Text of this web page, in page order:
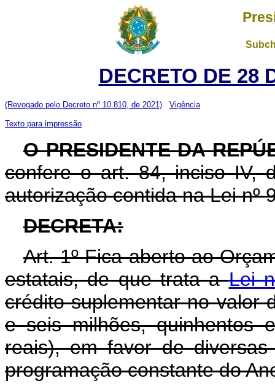
DECRETO DE 28
(Revogado pelo Decreto nº 10.810, de 2021) Vigência
Texto para impressão
O PRESIDENTE DA
confere o art. 84, inciso IV,
autorização contida na Lei nº
DECRETA:
Art. 1º Fica aberto ao
estatais, de que trata aLei
crédito suplementar no valor
e seis milhões, quinhentos
reais), em favor de
programação constante do